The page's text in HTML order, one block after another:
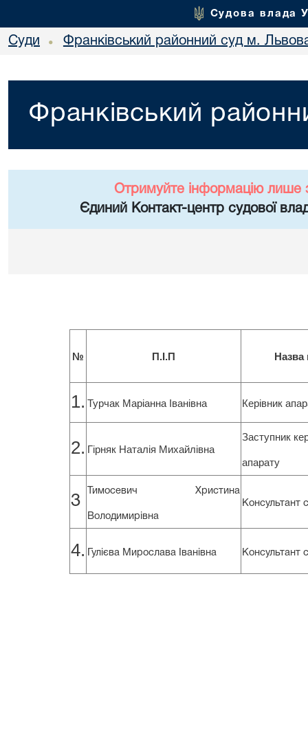
Судова влада
Суди • Франківський районний суд м.
Франківський
Отримуйте інформацію лише
Єдиний Контакт-центр судової
№ П.І.П Назва
1. Турчак Маріанна Іванівна Керівник
2. Гірняк Наталія Михайлівна
Заступник
апарату
3
Тимосевич Христина
Володимирівна
Консультант
4. Гулієва Мирослава Іванівна Консультант